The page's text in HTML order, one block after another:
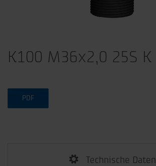
K100 M36x2,0 25S K
PDF
Technische Daten